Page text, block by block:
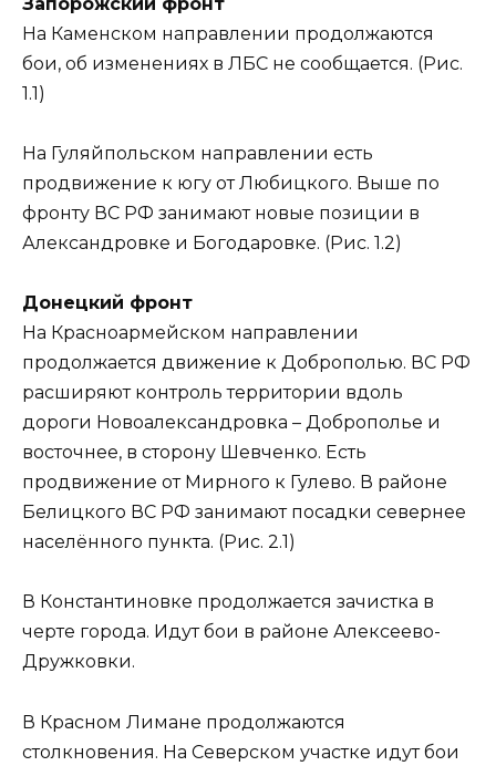
На Каменском направлении продолжаются
бои, об изменениях в ЛБС не сообщается. (Рис.
1.1)
На Гуляйпольском направлении есть
продвижение к югу от Любицкого. Выше по
фронту ВС РФ занимают новые позиции в
Александровке и Богодаровке. (Рис. 1.2)
Донецкий фронт
На Красноармейском направлении
продолжается движение к Доброполью. ВС РФ
расширяют контроль территории вдоль
дороги Новоалександровка – Доброполье и
восточнее, в сторону Шевченко. Есть
продвижение от Мирного к Гулево. В районе
Белицкого ВС РФ занимают посадки севернее
населённого пункта. (Рис. 2.1)
В Константиновке продолжается зачистка в
черте города. Идут бои в районе Алексеево-
Дружковки.
В Красном Лимане продолжаются
столкновения. На Северском участке идут бои